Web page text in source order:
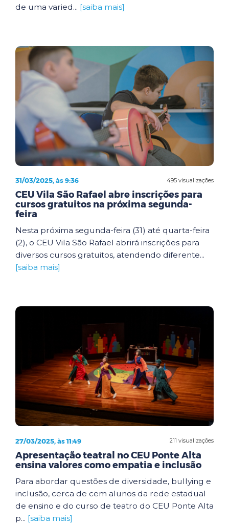
de uma varied... [saiba mais]
495 visualizações
31/03/2025, às 9:36
CEU Vila São Rafael abre inscrições para
cursos gratuitos na próxima segunda-
feira
Nesta próxima segunda-feira (31) até quarta-feira
(2), o CEU Vila São Rafael abrirá inscrições para
diversos cursos gratuitos, atendendo diferente...
[saiba mais]
211 visualizações
27/03/2025, às 11:49
Apresentação teatral no CEU Ponte Alta
ensina valores como empatia e inclusão
Para abordar questões de diversidade, bullying e
inclusão, cerca de cem alunos da rede estadual
de ensino e do curso de teatro do CEU Ponte Alta
p... [saiba mais]